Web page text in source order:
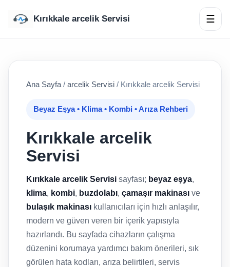
Kırıkkale arcelik Servisi ☰
Ana Sayfa / arcelik Servisi / Kırıkkale arcelik Servisi
Beyaz Eşya • Klima • Kombi • Arıza Rehberi
Kırıkkale arcelik
Servisi
Kırıkkale arcelik Servisi sayfası; beyaz eşya,
klima, kombi, buzdolabı, çamaşır makinası ve
bulaşık makinası kullanıcıları için hızlı anlaşılır,
modern ve güven veren bir içerik yapısıyla
hazırlandı. Bu sayfada cihazların çalışma
düzenini korumaya yardımcı bakım önerileri, sık
görülen hata kodları, arıza belirtileri, servis